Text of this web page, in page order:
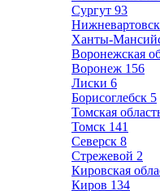
Сургут 93
Нижневартовск
Ханты-
Воронежская
Воронеж 156
Лиски 6
Борисоглебск 5
Томская
Томск 141
Северск 8
Стрежевой 2
Кировская
Киров 134